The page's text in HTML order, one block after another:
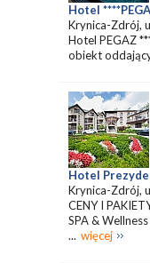
Hotel
Krynica-Zdrój,
Hotel PEGAZ
obiekt
Hotel
Krynica-Zdrój,
CENY I
SPA &
... więcej